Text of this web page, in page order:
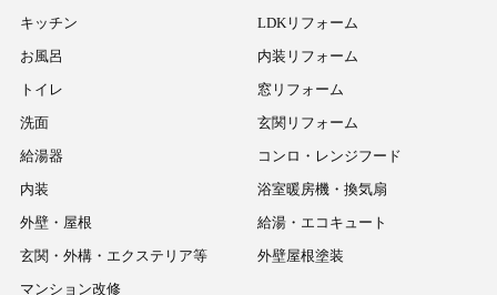
LDKリフォーム
内装リフォーム
窓リフォーム
玄関リフォーム
コンロ・レンジフード
浴室暖房機・換気扇
給湯・エコキュート
外壁屋根塗装
キッチン
お風呂
トイレ
洗面
給湯器
内装
外壁・屋根
玄関・外構・エクステリア等
マンション改修